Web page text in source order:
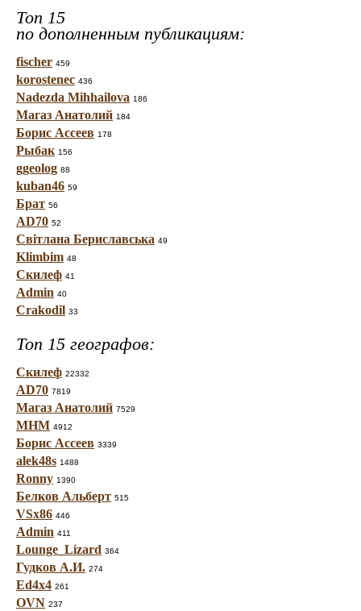
Топ 15
по дополненным публикациям:
fischer 459
korostenec 436
Nadezda Mihhailova 186
Магаз Анатолий 184
Борис Ассеев 178
Рыбак 156
ggeolog 88
kuban46 59
Брат 56
AD70 52
Світлана Бериславська 49
Klimbim 48
Скилеф 41
Admin 40
Crakodil 33
Топ 15 географов:
Скилеф 22332
AD70 7819
Магаз Анатолий 7529
МНМ 4912
Борис Ассеев 3339
alek48s 1488
Ronny 1390
Белков Альберт 515
VSx86 446
Admin 411
Lounge_Lizard 364
Гудков А.И. 274
Ed4x4 261
OVN 237